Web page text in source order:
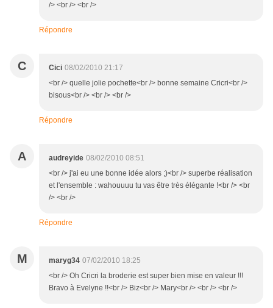
/> <br /> <br />
Répondre
C Cici 08/02/2010 21:17
<br /> quelle jolie pochette<br /> bonne semaine Cricri<br />
bisous<br /> <br /> <br />
Répondre
A audreyide 08/02/2010 08:51
<br /> j'ai eu une bonne idée alors ;)<br /> superbe réalisation
et l'ensemble : wahouuuu tu vas être très élégante !<br /> <br
/> <br />
Répondre
M maryg34 07/02/2010 18:25
<br /> Oh Cricri la broderie est super bien mise en valeur !!!
Bravo à Evelyne !!<br /> Biz<br /> Mary<br /> <br /> <br />